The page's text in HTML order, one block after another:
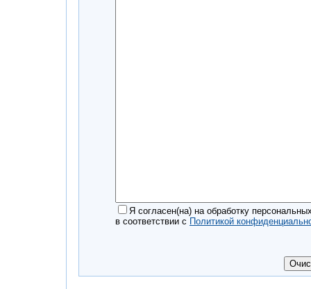
Я согласен(на) на обработку
в соответствии с Политикой